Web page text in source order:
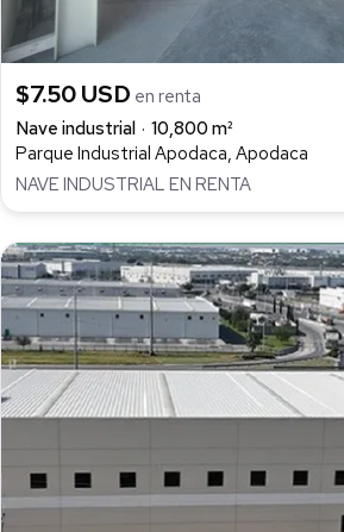
$7.50 USD en renta
Nave industrial
10,800 m²
Parque Industrial Apodaca, Apodaca
NAVE INDUSTRIAL EN RENTA